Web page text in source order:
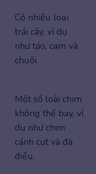
Có nhiều loại
trái cây, ví dụ
như táo, cam và
chuối.
Một số loài chim
không thể bay, ví
dụ như chim
cánh cụt và đà
điểu.